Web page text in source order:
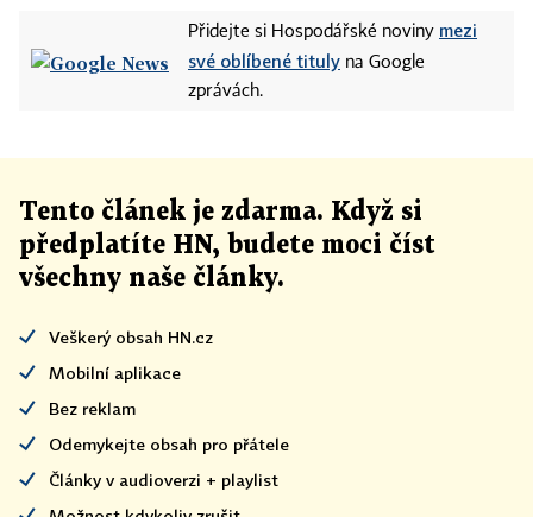
Přidejte si Hospodářské noviny mezi
své oblíbené tituly na Google
zprávách.
Tento článek je zdarma. Když si
předplatíte HN, budete moci číst
všechny naše články.
Veškerý obsah HN.cz
Mobilní aplikace
Bez reklam
Odemykejte obsah pro přátele
Články v audioverzi + playlist